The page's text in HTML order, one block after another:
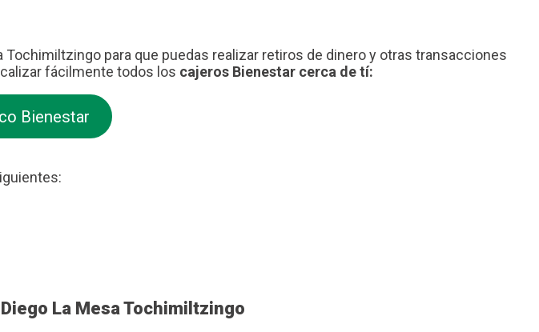
Tochimiltzingo para que puedas realizar retiros de dinero y otras transacciones
fácilmente todos los cajeros Bienestar cerca de tí:
Bienestar
La Mesa Tochimiltzingo